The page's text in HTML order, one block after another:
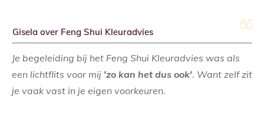
Gisela over Feng Shui Kleuradvies
Je begeleiding bij het Feng Shui Kleuradvies was als
een lichtflits voor mij 'zo kan het dus ook'. Want zelf zit
je vaak vast in je eigen voorkeuren.